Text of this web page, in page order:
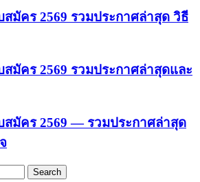
สมัคร 2569 รวมประกาศล่าสุด วิธี
สมัคร 2569 รวมประกาศล่าสุดและ
สมัคร 2569 — รวมประกาศล่าสุด